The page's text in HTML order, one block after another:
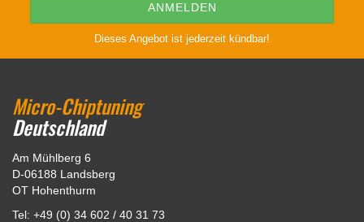
Dieses Angebot ist jederzeit kündbar!
Micro-Chiptuning
Deutschland
Am Mühlberg 6
D-06188 Landsberg
OT Hohenthurm
Tel: +49 (0) 34 602 / 40 31 73